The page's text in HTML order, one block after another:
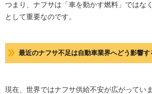
つまり、ナフサは「車を動かす燃料」ではな
として重要なのです。
最近のナフサ不足は自動車業界へどう影響す
現在、世界ではナフサ供給不安が広がっていま